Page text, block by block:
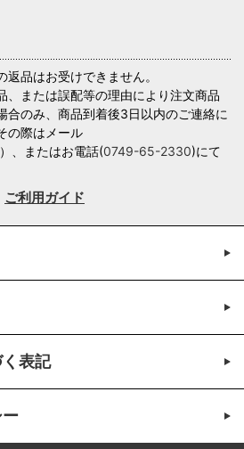
品はお受けできません。
、または誤配等の理由により注文商品
合のみ、商品到着後3日以内のご連絡に
の際はメール
）、またはお電話(0749-65-2330)にて
ご利用ガイド
表記